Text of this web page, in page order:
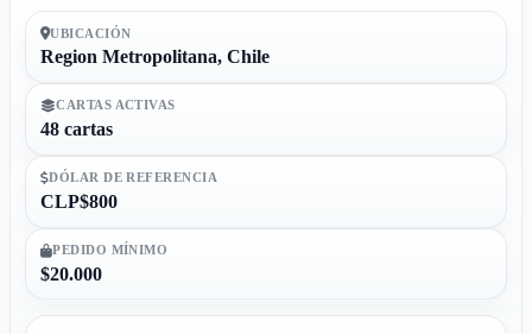
UBICACIÓN
Region Metropolitana, Chile
CARTAS ACTIVAS
48 cartas
DÓLAR DE REFERENCIA
CLP$800
PEDIDO MÍNIMO
$20.000